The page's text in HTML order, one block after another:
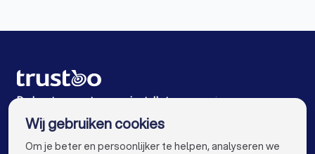
Warmtepomp installateurs in Capelle aan den IJssel
Warmtepomp installateurs in Rhoon
Warmtepomp installateurs in Amsterdam
De beste warmtepomp installateurs voor jou
Wij gebruiken cookies
Om je beter en persoonlijker te helpen, analyseren we